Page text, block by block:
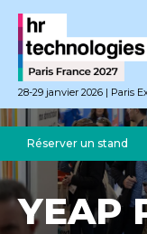
28-29 janvier 2026 | Paris
Réserver un stand
YEAP